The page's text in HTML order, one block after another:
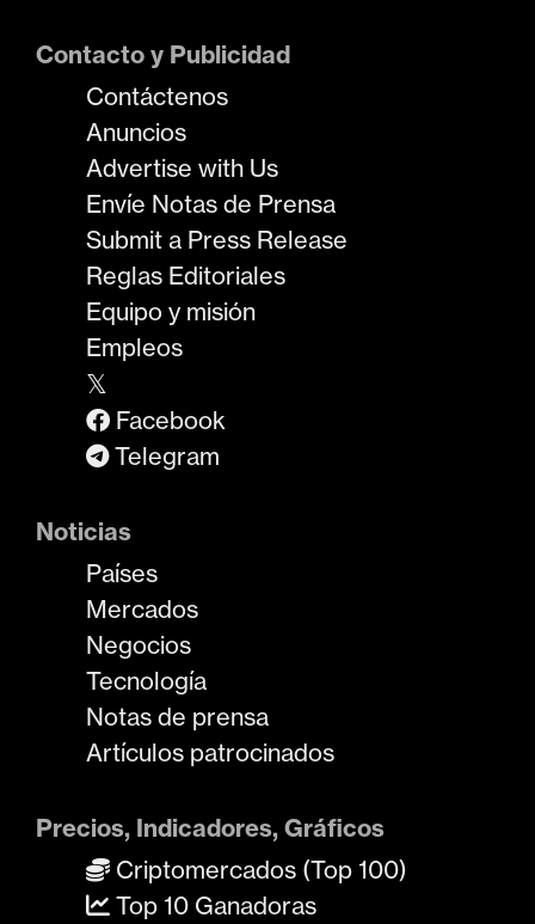
Contacto y Publicidad
Contáctenos
Anuncios
Advertise with Us
Envíe Notas de Prensa
Submit a Press Release
Reglas Editoriales
Equipo y misión
Empleos
𝕏
Facebook
Telegram
Noticias
Países
Mercados
Negocios
Tecnología
Notas de prensa
Artículos patrocinados
Precios, Indicadores, Gráficos
Criptomercados (Top 100)
Top 10 Ganadoras